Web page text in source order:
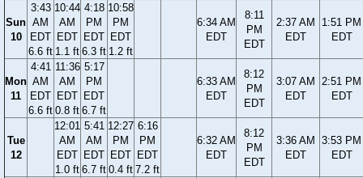
Sun
10
3:43
AM
EDT
6.6 ft
10:44
AM
EDT
1.1 ft
4:18
PM
EDT
6.3 ft
10:58
PM
EDT
1.2 ft
6:34 AM
EDT
8:11
PM
EDT
2:37 AM
EDT
1:51 PM
EDT
Mon
11
4:41
AM
EDT
6.6 ft
11:36
AM
EDT
0.8 ft
5:17
PM
EDT
6.7 ft
6:33 AM
EDT
8:12
PM
EDT
3:07 AM
EDT
2:51 PM
EDT
Tue
12
12:01
AM
EDT
1.0 ft
5:41
AM
EDT
6.7 ft
12:27
PM
EDT
0.4 ft
6:16
PM
EDT
7.2 ft
6:32 AM
EDT
8:12
PM
EDT
3:36 AM
EDT
3:53 PM
EDT